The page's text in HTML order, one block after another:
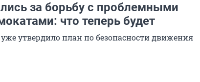
за борьбу с проблемными
что теперь будет
утвердило план по безопасности движения